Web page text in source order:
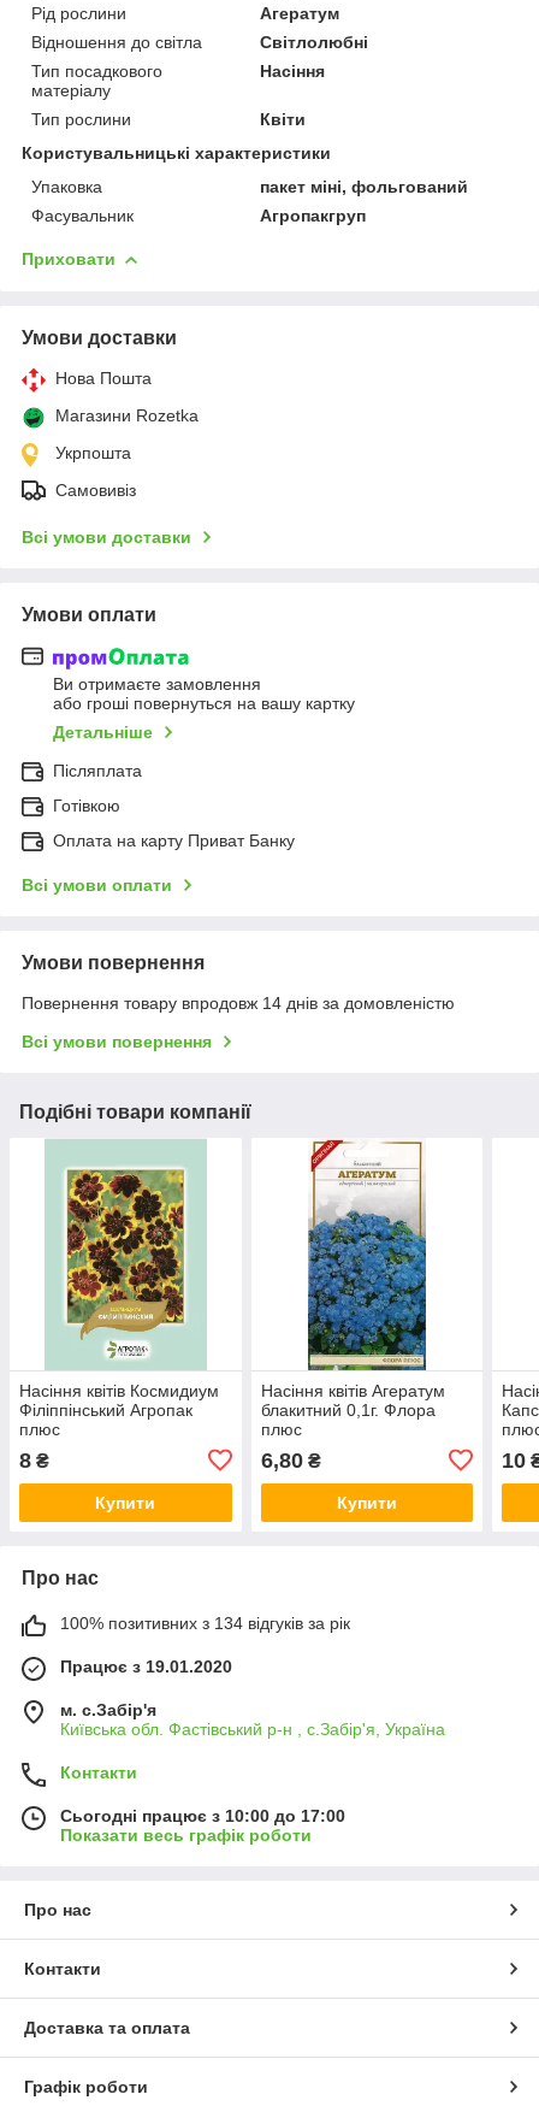
Рід рослини
Агератум
Відношення до світла
Світлолюбні
Тип посадкового
матеріалу
Насіння
Тип рослини
Квіти
Користувальницькі характеристики
Упаковка
пакет міні, фольгований
Фасувальник
Агропакгруп
Приховати
Умови доставки
Нова Пошта
Магазини Rozetka
Укрпошта
Самовивіз
Всі умови доставки
Умови оплати
Ви отримаєте замовлення
або гроші повернуться на вашу картку
Детальніше
Післяплата
Готівкою
Оплата на карту Приват Банку
Всі умови оплати
Умови повернення
Повернення товару впродовж 14 днів за домовленістю
Всі умови повернення
Подібні товари компанії
Насіння квітів Космидиум
Філіппінський Агропак
плюс
8 ₴
Купити
Насіння квітів Агератум
блакитний 0,1г. Флора
плюс
6,80₴
Купити
10
Про нас
100% позитивних з 134 відгуків за рік
Працює з 19.01.2020
м. с.Забір'я
Київська обл. Фастівський р-н , с.Забір'я, Україна
Контакти
Сьогодні працює з 10:00 до 17:00
Показати весь графік роботи
Про нас
Контакти
Доставка та оплата
Графік роботи